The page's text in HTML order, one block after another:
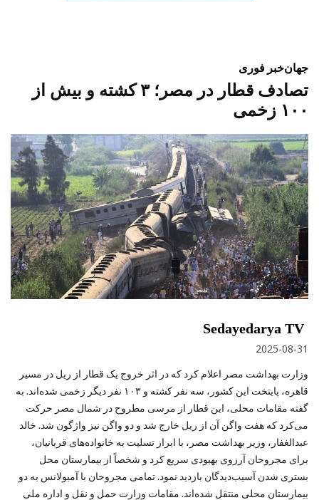
جهانخبر فوری
تصادف قطار در مصر؛ ۳ کشته و بیش از
۱۰۰ زخمی
Sedayedarya TV
2025-08-31
وزارت بهداشت مصر اعلام کرد که در اثر خروج یک قطار از ریل در مسیر
قاهره، پایتخت این کشور، سه نفر کشته و ۱۰۳ نفر دیگر زخمی شده‌اند. به
گفته مقامات محلی، این قطار از مرسی مطروح در شمال مصر حرکت
می‌کرد که هفت واگن آن از ریل خارج شد و دو واگن نیز واژگون شد. خالد
عبدالغفار، وزیر بهداشت مصر، با ابراز تسلیت به خانواده‌های قربانیان،
برای مجروحان آرزوی بهبودی سریع کرد و شخصاً از بیمارستان محل
بستری شدن آسیب‌دیدگان بازدید نمود. تمامی مجروحان با آمبولانس به دو
بیمارستان محلی منتقل شده‌اند. مقامات وزارت حمل و نقل و اداره ملی